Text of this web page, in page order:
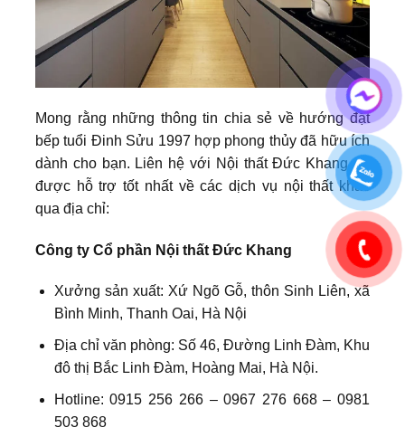
Mong rằng những thông tin chia sẻ về hướng đặt
bếp tuổi Đinh Sửu 1997 hợp phong thủy đã hữu ích
dành cho bạn. Liên hệ với Nội thất Đức Khang để
được hỗ trợ tốt nhất về các dịch vụ nội thất khác
qua địa chỉ:
Công ty Cổ phần Nội thất Đức Khang
Xưởng sản xuất: Xứ Ngõ Gỗ, thôn Sinh Liên, xã
Bình Minh, Thanh Oai, Hà Nội
Địa chỉ văn phòng: Số 46, Đường Linh Đàm, Khu
đô thị Bắc Linh Đàm, Hoàng Mai, Hà Nội.
Hotline: 0915 256 266 – 0967 276 668 – 0981
503 868